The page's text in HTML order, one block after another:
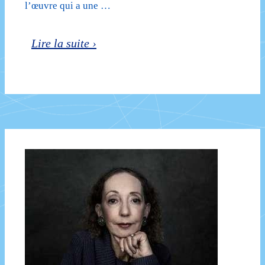
l’œuvre qui a une …
Jack
roman
d’aventures
au
Lire la suite ›